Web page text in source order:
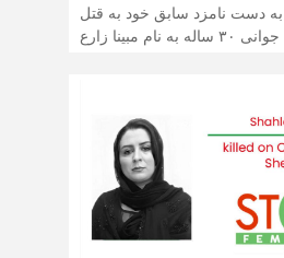
۳۰ ساله به دست نامزد سابق خود به قتل
نام مبینا زارع